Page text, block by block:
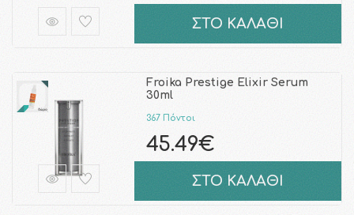
ΣΤΟ ΚΑΛΑΘΙ
Froika Prestige Elixir Serum
30ml
367 Πόντοι
45.49€
ΣΤΟ ΚΑΛΑΘΙ